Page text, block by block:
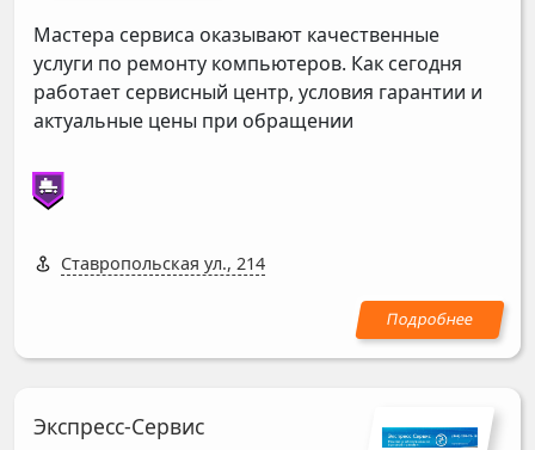
Мастера сервиса оказывают качественные
услуги по ремонту компьютеров. Как сегодня
работает сервисный центр, условия гарантии и
актуальные цены при обращении
Ставропольская ул., 214
Экспресс-Сервис